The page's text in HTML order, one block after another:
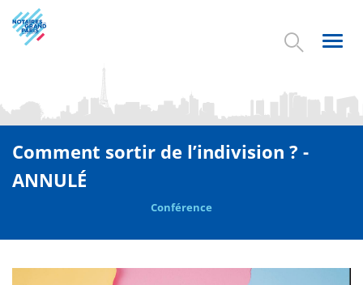
Aller
au
contenu
Comment sortir de l’indivision ? -
ANNULÉ
Conférence